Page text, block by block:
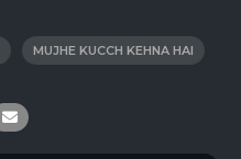
MUJHE KUCCH KEHNA HAI